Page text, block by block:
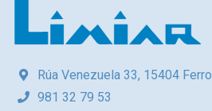
Rúa Venezuela 33, 15404 Ferrol
981 32 79 53